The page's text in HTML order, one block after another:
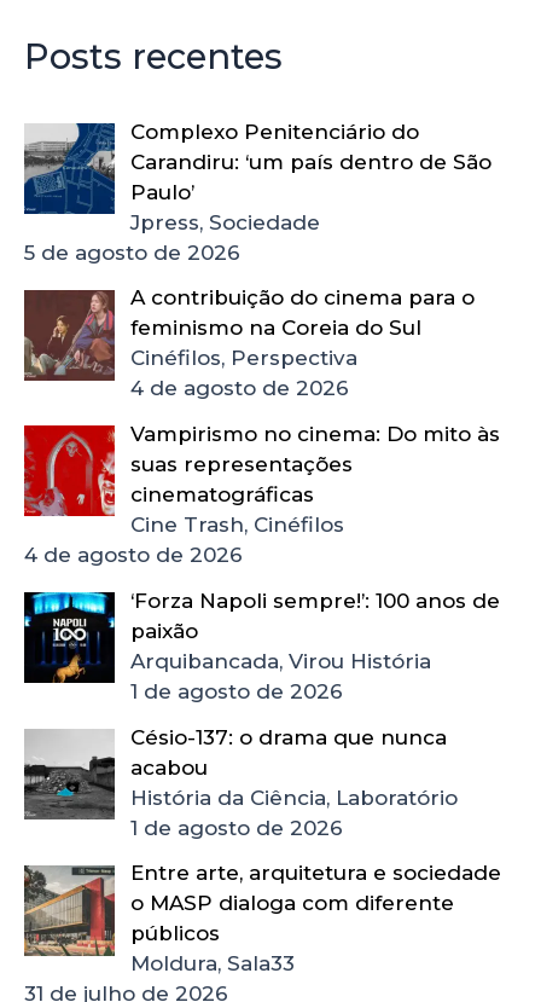
Posts recentes
Complexo Penitenciário do
Carandiru: ‘um país dentro de São
Paulo’
Jpress, Sociedade
5 de agosto de 2026
A contribuição do cinema para o
feminismo na Coreia do Sul
Cinéfilos, Perspectiva
4 de agosto de 2026
Vampirismo no cinema: Do mito às
suas representações
cinematográficas
Cine Trash, Cinéfilos
4 de agosto de 2026
‘Forza Napoli sempre!’: 100 anos de
paixão
Arquibancada, Virou História
1 de agosto de 2026
Césio-137: o drama que nunca
acabou
História da Ciência, Laboratório
1 de agosto de 2026
Entre arte, arquitetura e sociedade
o MASP dialoga com diferente
públicos
Moldura, Sala33
31 de julho de 2026